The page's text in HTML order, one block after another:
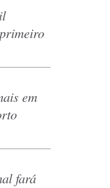
em
fará